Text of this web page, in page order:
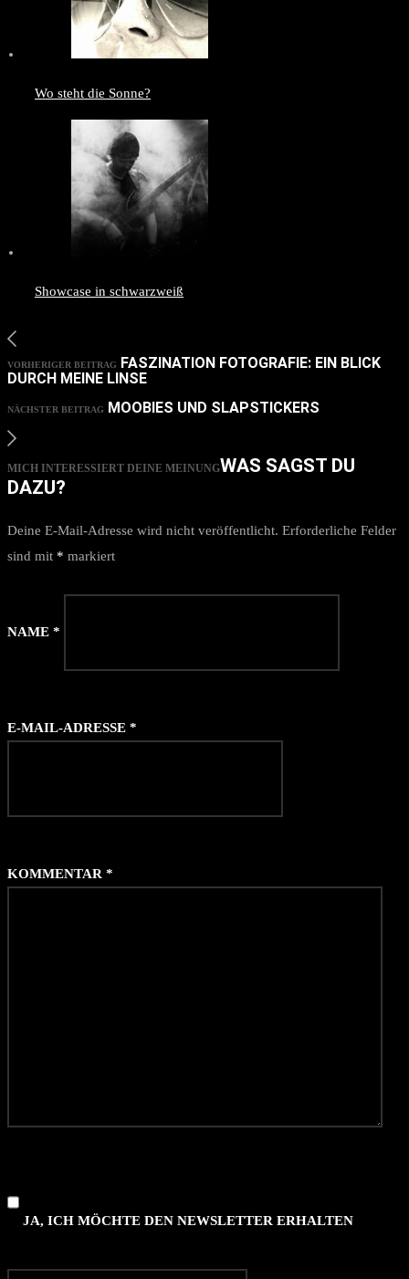
Wo steht die Sonne?
Showcase in schwarzweiß
VORHERIGER BEITRAG FASZINATION FOTOGRAFIE: EIN BLICK
DURCH MEINE LINSE
NÄCHSTER BEITRAG MOOBIES UND SLAPSTICKERS
MICH INTERESSIERT DEINE MEINUNGWAS SAGST DU
DAZU?
Deine E-Mail-Adresse wird nicht veröffentlicht. Erforderliche Felder
sind mit * markiert
NAME *
E-MAIL-ADRESSE *
KOMMENTAR *
JA, ICH MÖCHTE DEN NEWSLETTER ERHALTEN